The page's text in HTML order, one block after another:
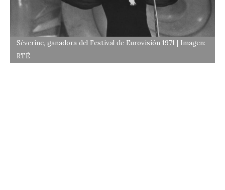
Séverine, ganadora del Festival de Eurovisión 1971 | Imagen:
RTÉ